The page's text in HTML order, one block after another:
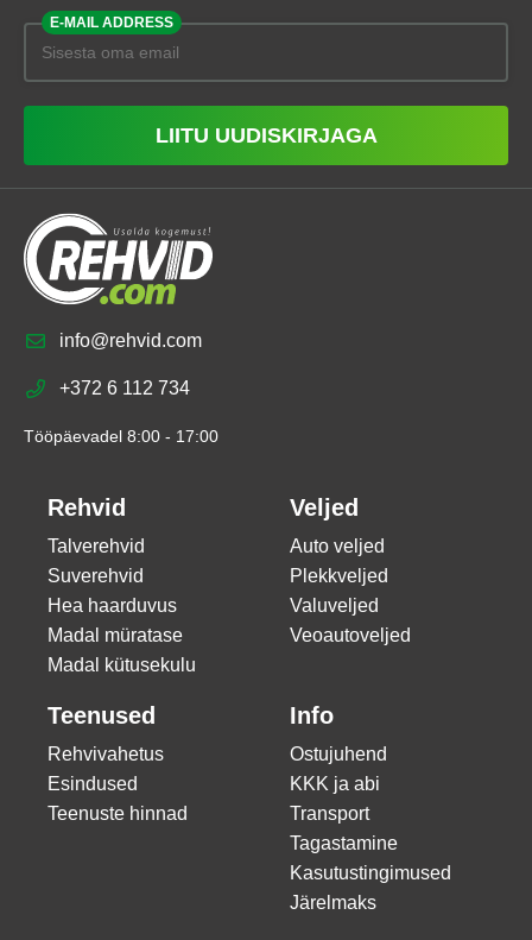
E-MAIL ADDRESS
LIITU UUDISKIRJAGA
info@rehvid.com
+372 6 112 734
Tööpäevadel 8:00 - 17:00
Rehvid
Talverehvid
Suverehvid
Hea haarduvus
Madal müratase
Madal kütusekulu
Veljed
Auto veljed
Plekkveljed
Valuveljed
Veoautoveljed
Teenused
Rehvivahetus
Esindused
Teenuste hinnad
Info
Ostujuhend
KKK ja abi
Transport
Tagastamine
Kasutustingimused
Järelmaks